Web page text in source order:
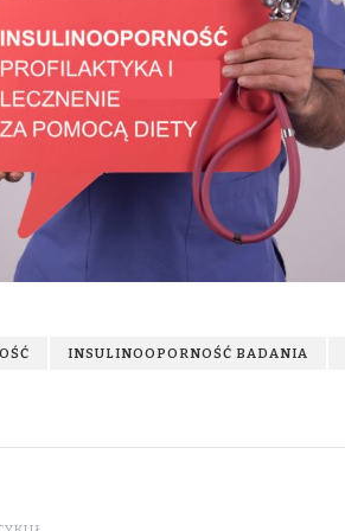
INSULINOOPORNOŚĆ BADANIA